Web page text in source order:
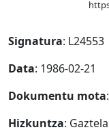
Signatura: L24553
Data: 1986-02-21
Dokumentu mota
Hizkuntza: